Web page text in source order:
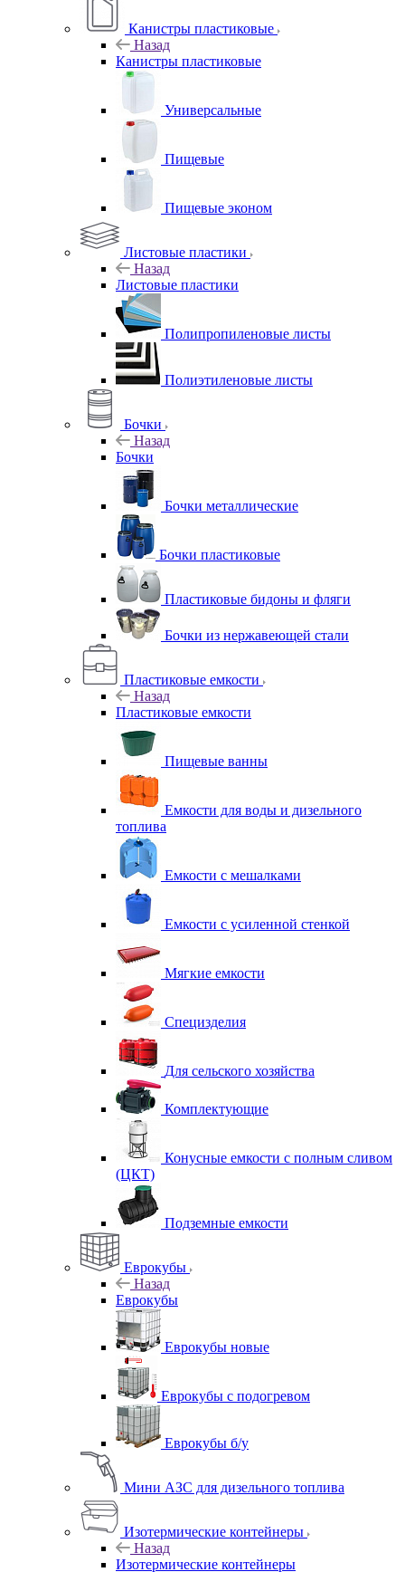
Канистры пластиковые
Назад
Канистры пластиковые
Универсальные
Пищевые
Пищевые эконом
Листовые пластики
Назад
Листовые пластики
Полипропиленовые листы
Полиэтиленовые листы
Бочки
Назад
Бочки
Бочки металлические
Бочки пластиковые
Пластиковые бидоны и фляги
Бочки из нержавеющей стали
Пластиковые емкости
Назад
Пластиковые емкости
Пищевые ванны
Емкости для воды и дизельного
топлива
Емкости с мешалками
Емкости с усиленной стенкой
Мягкие емкости
Специзделия
Для сельского хозяйства
Комплектующие
Конусные емкости с полным сливом
(ЦКТ)
Подземные емкости
Еврокубы
Назад
Еврокубы
Еврокубы новые
Еврокубы с подогревом
Еврокубы б/у
Мини АЗС для дизельного топлива
Изотермические контейнеры
Назад
Изотермические контейнеры